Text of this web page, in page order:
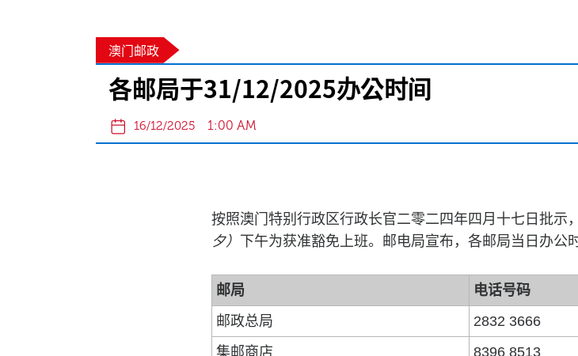
澳门邮政
各邮局于31/12/2025办公时间
16/12/2025 1:00 AM
按照澳门特别行政区行政长官二零二四年四月十七日批示
夕）
下午为获准豁免上班。邮电局宣布，各邮局当日办公
邮局 电话号码
邮政总局
2832 3666
集邮商店
8396 8513